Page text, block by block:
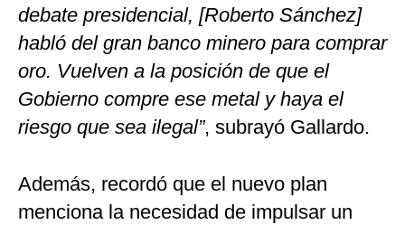
debate presidencial, [Roberto Sánchez]
habló del gran banco minero para comprar
oro. Vuelven a la posición de que el
Gobierno compre ese metal y haya el
riesgo que sea ilegal”, subrayó Gallardo.
Además, recordó que el nuevo plan
menciona la necesidad de impulsar un